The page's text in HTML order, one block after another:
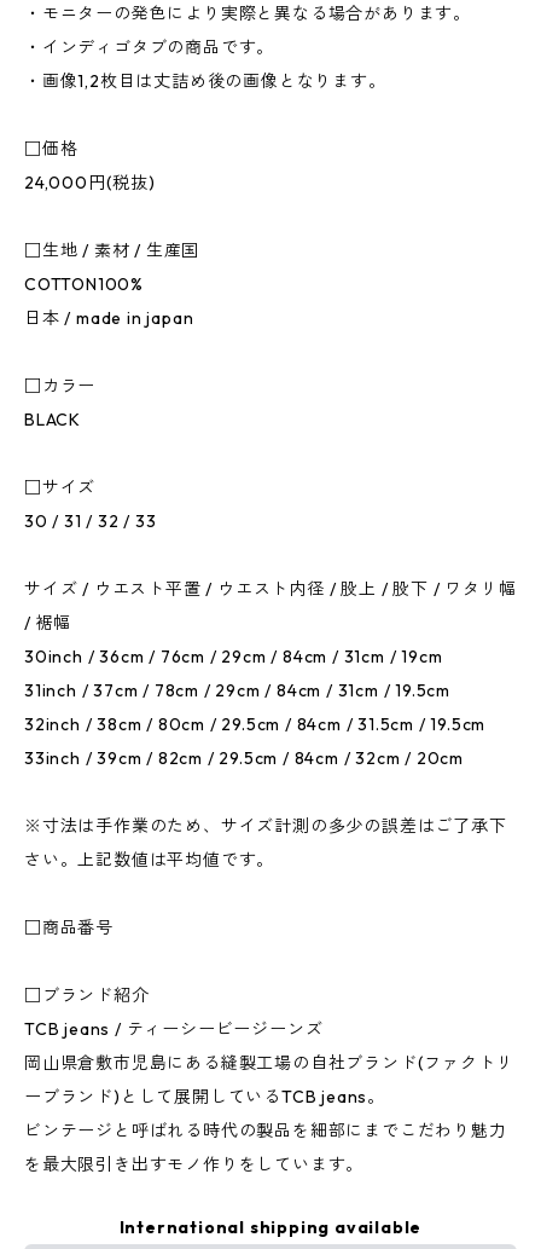
・モニターの発色により実際と異なる場合があります。
・インディゴタブの商品です。
・画像1,2枚目は丈詰め後の画像となります。
□価格
24,000円(税抜)
□生地 / 素材 / 生産国
COTTON100%
日本 / made in japan
□カラー
BLACK
□サイズ
30 / 31 / 32 / 33
サイズ / ウエスト平置 / ウエスト内径 / 股上 / 股下 / ワタリ幅
/ 裾幅
30inch / 36cm / 76cm / 29cm / 84cm / 31cm / 19cm
31inch / 37cm / 78cm / 29cm / 84cm / 31cm / 19.5cm
32inch / 38cm / 80cm / 29.5cm / 84cm / 31.5cm / 19.5cm
33inch / 39cm / 82cm / 29.5cm / 84cm / 32cm / 20cm
※寸法は手作業のため、サイズ計測の多少の誤差はご了承下
さい。上記数値は平均値です。
□商品番号
□ブランド紹介
TCB jeans / ティーシービージーンズ
岡山県倉敷市児島にある縫製工場の自社ブランド(ファクトリ
ーブランド)として展開しているTCB jeans。
ビンテージと呼ばれる時代の製品を細部にまでこだわり魅力
を最大限引き出すモノ作りをしています。
International shipping available